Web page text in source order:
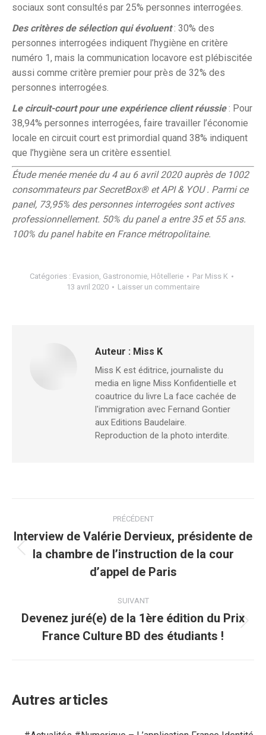
sociaux sont consultés par 25% personnes interrogées.
Des critères de sélection qui évoluent: 30% des
personnes interrogées indiquent l’hygiène en critère
numéro 1, mais la communication locavore est plébiscitée
aussi comme critère premier pour près de 32% des
personnes interrogées.
Le circuit-court pour une expérience client réussie: Pour
38,94% personnes interrogées, faire travailler l’économie
locale en circuit court est primordial quand 38% indiquent
que l’hygiène sera un critère essentiel.
Étude menée menée du 4 au 6 avril 2020 auprès de 1002
consommateurs par SecretBox® et API & YOU . Parmi ce
panel, 73,95% des personnes interrogées sont actives
professionnellement. 50% du panel a entre 35 et 55 ans.
100% du panel habite en France métropolitaine.
Catégories : Evasion, Gastronomie, Hôtellerie Par Miss K
13 avril 2020
Laisser un commentaire
Auteur : Miss K
Miss K est éditrice, journaliste du
media en ligne Miss Konfidentielle et
coautrice du livre La face cachée de
l'immigration avec Fernand Gontier
aux Editions Baudelaire.
Reproduction de la photo interdite.
article
PRÉCÉDENT
Article
précédent
Interview de Valérie Dervieux, présidente de
la chambre de l’instruction de la cour
d’appel de Paris
SUIVANT
suivant
Devenez juré(e) de la 1ère édition du Prix
France Culture BD des étudiants !
Autres articles